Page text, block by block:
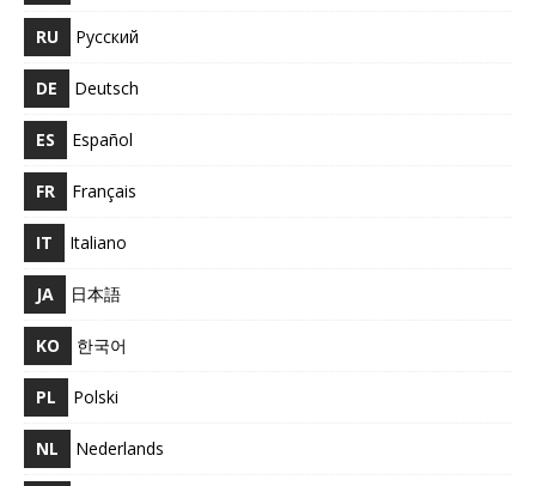
RU Русский
DE Deutsch
ES Español
FR Français
IT Italiano
JA 日本語
KO 한국어
PL Polski
NL Nederlands